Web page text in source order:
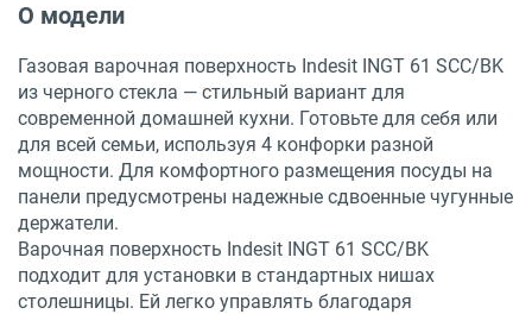
О модели
Газовая варочная поверхность Indesit INGT 61 SCC/BK
из черного стекла — стильный вариант для
современной домашней кухни. Готовьте для себя или
для всей семьи, используя 4 конфорки разной
мощности. Для комфортного размещения посуды на
панели предусмотрены надежные сдвоенные чугунные
держатели.
Варочная поверхность Indesit INGT 61 SCC/BK
подходит для установки в стандартных нишах
столешницы. Ей легко управлять благодаря